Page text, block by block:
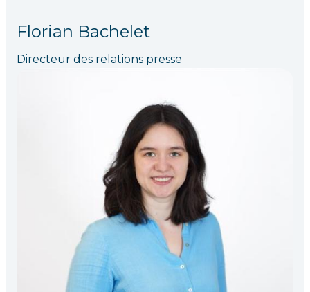
Florian Bachelet
Directeur des relations presse